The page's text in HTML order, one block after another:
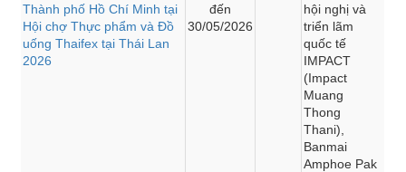
Thành phố Hồ Chí Minh tại
Hội chợ Thực phẩm và Đồ
uống Thaifex tại Thái Lan
2026
đến
30/05/2026
hội nghị và
triển lãm
quốc tế
IMPACT
(Impact
Muang
Thong
Thani),
Banmai
Amphoe Pak